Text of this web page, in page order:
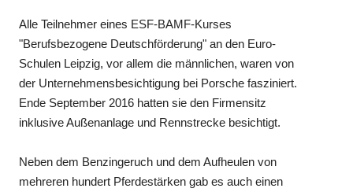
Alle Teilnehmer eines ESF-BAMF-Kurses
"Berufsbezogene Deutschförderung" an den Euro-
Schulen Leipzig, vor allem die männlichen, waren von
der Unternehmensbesichtigung bei Porsche fasziniert.
Ende September 2016 hatten sie den Firmensitz
inklusive Außenanlage und Rennstrecke besichtigt.
Neben dem Benzingeruch und dem Aufheulen von
mehreren hundert Pferdestärken gab es auch einen